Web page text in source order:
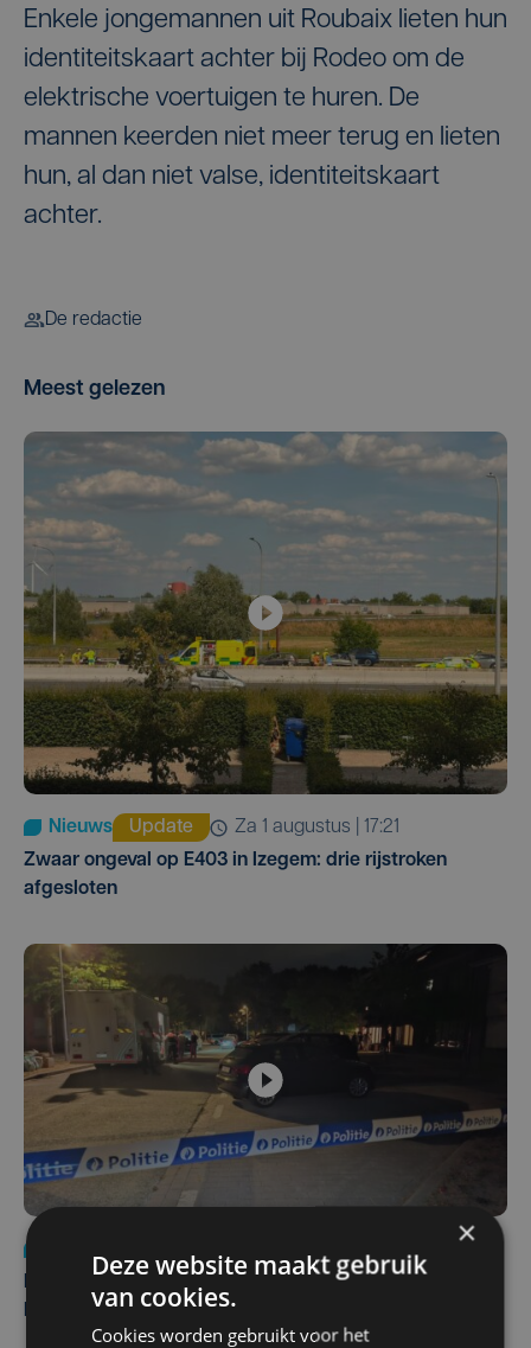
Enkele jongemannen uit Roubaix lieten hun
identiteitskaart achter bij Rodeo om de
elektrische voertuigen te huren. De
mannen keerden niet meer terug en lieten
hun, al dan niet valse, identiteitskaart
achter.
De redactie
Meest gelezen
Nieuws Update
za 1 augustus | 17:21
Zwaar ongeval op E403 in Izegem: drie rijstroken
afgesloten
Man en vrouw dood aangetroffen in woning in Sint-
Pieters Brugge
×
Deze website maakt gebruik
van cookies.
Cookies worden gebruikt voor het